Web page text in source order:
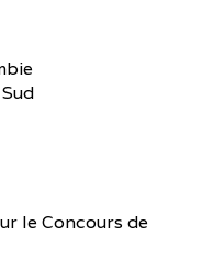
le Concours de